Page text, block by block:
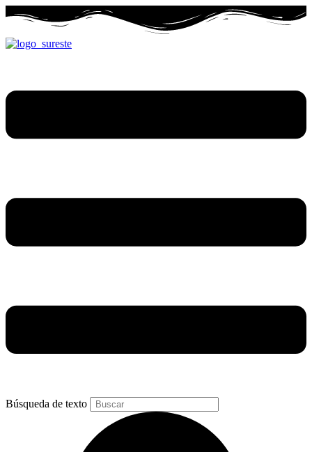
contenido
Búsqueda de texto